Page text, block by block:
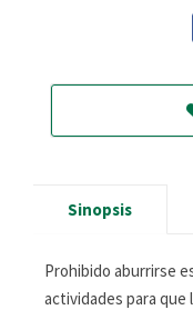
Sinopsis
Prohibido aburrirse
actividades para que